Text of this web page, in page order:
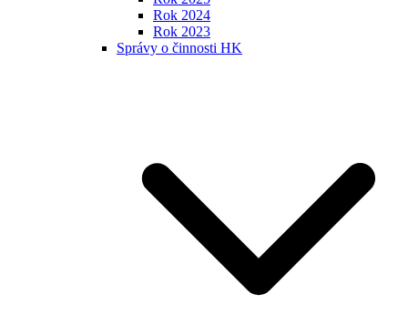
Rok 2024
Rok 2023
Správy o činnosti HK